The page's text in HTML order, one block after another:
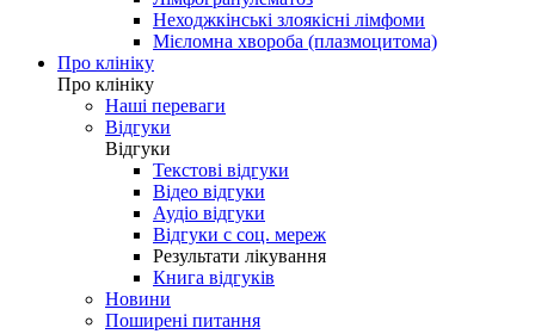
Неходжкінські злоякісні лімфоми
Мієломна хвороба (плазмоцитома)
Про клініку
Про клініку
Наші переваги
Відгуки
Відгуки
Текстові відгуки
Відео відгуки
Аудіо відгуки
Відгуки с соц. мереж
Результати лікування
Книга відгуків
Новини
Поширені питання